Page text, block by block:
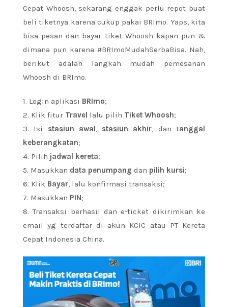
Cepat Whoosh, sekarang enggak perlu repot buat
beli tiketnya karena cukup pakai BRImo. Yaps, kita
bisa pesan dan bayar tiket Whoosh kapan pun &
dimana pun karena #BRImoMudahSerbaBisa. Nah,
berikut adalah langkah mudah pemesanan
Whoosh di BRImo.
1. Login aplikasi BRImo;
2. Klik fitur Travel lalu pilih Tiket Whoosh;
3. Isi stasiun awal, stasiun akhir, dan tanggal
keberangkatan;
4. Pilih jadwal kereta;
5. Masukkan data penumpang dan pilih kursi;
6. Klik Bayar, lalu konfirmasi transaksi;
7. Masukkan PIN;
8. Transaksi berhasil dan e-ticket dikirimkan ke
email yg terdaftar di akun KCIC atau PT Kereta
Cepat Indonesia China.